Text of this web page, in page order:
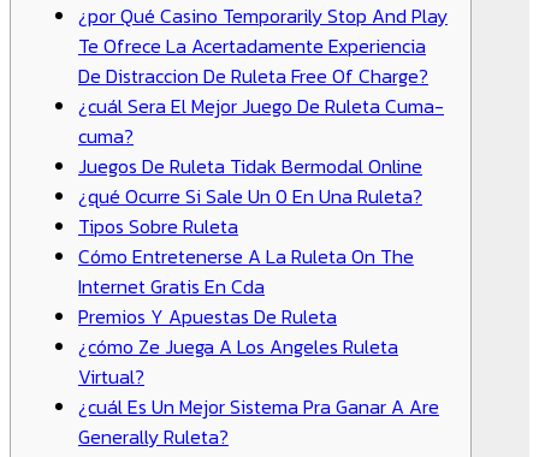
¿por Qué Casino Temporarily Stop And Play
Te Ofrece La Acertadamente Experiencia
De Distraccion De Ruleta Free Of Charge?
¿cuál Sera El Mejor Juego De Ruleta Cuma-
cuma?
Juegos De Ruleta Tidak Bermodal Online
¿qué Ocurre Si Sale Un 0 En Una Ruleta?
Tipos Sobre Ruleta
Cómo Entretenerse A La Ruleta On The
Internet Gratis En Cda
Premios Y Apuestas De Ruleta
¿cómo Ze Juega A Los Angeles Ruleta
Virtual?
¿cuál Es Un Mejor Sistema Pra Ganar A Are
Generally Ruleta?